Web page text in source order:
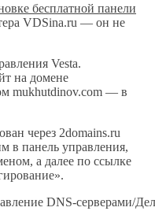
бесплатной панели
VDSina.ru — он не
Vesta.
на домене
mukhutdinov.com — в
через 2domains.ru
в панель управления,
а далее по ссылке